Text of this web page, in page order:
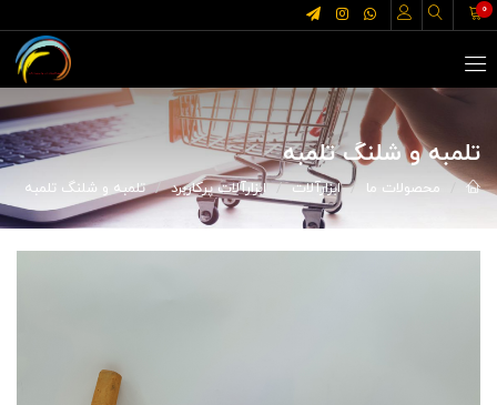
0
تلمبه و شلنگ تلمبه
محصولات ما ابزارآلات ابزارآلات پرکاربرد تلمبه و شلنگ تلمبه